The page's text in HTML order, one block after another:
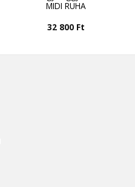
MIDI RUHA
32 800 Ft